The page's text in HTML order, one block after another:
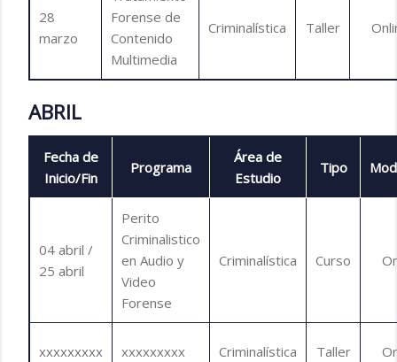
28
marzo
Forense de
Contenido
Multimedia
Criminalística Taller
ABRIL
Fecha de
Inicio/Fin
Programa
Área de
Estudio
Tipo
04 abril /
25 abril
Perito
Criminalistico
en Audio y
Video
Forense
Criminalística Curso
xxxxxxxxx xxxxxxxxx Criminalística Taller